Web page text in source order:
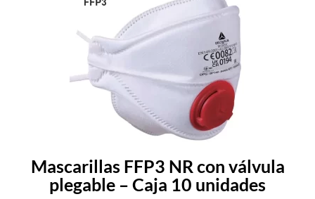
Mascarillas FFP3 NR con válvula
plegable – Caja 10 unidades